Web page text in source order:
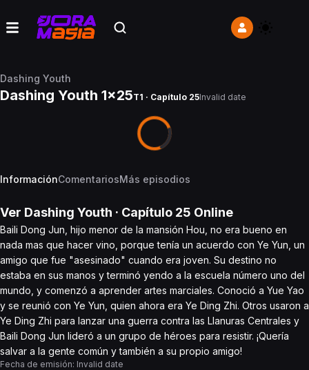
Dashing Youth
Dashing Youth 1x25T1 · Capítulo 25Invalid date
InformaciónComentariosMás episodios
Ver Dashing Youth · Capítulo 25 Online
Baili Dong Jun, hijo menor de la mansión Hou, no era bueno en
nada mas que hacer vino, porque tenía un acuerdo con Ye Yun, un
amigo que fue "asesinado" cuando era joven. Su destino no
estaba en sus manos y terminó yendo a la escuela número uno del
mundo, y comenzó a aprender artes marciales. Conoció a Yue Yao
y se reunió con Ye Yun, quien ahora era Ye Ding Zhi. Otros usaron a
Ye Ding Zhi para lanzar una guerra contra las Llanuras Centrales y
Baili Dong Jun lideró a un grupo de héroes para resistir. ¡Quería
salvar a la gente común y también a su propio amigo!
Fecha de emisión: Invalid date